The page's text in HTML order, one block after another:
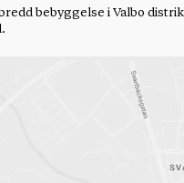
bebyggelse i Valbo